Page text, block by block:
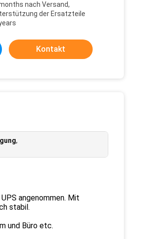
nach Versand,
der Ersatzteile
Kontakt
,
angenommen. Mit
stabil.
und Büro etc.